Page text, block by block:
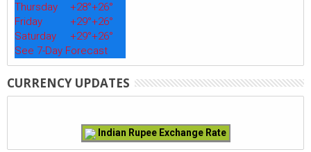
Thursday
+28°+26°
Friday
+29°+26°
Saturday
+29°+26°
See 7-Day Forecast
CURRENCY UPDATES
Indian Rupee Exchange Rate